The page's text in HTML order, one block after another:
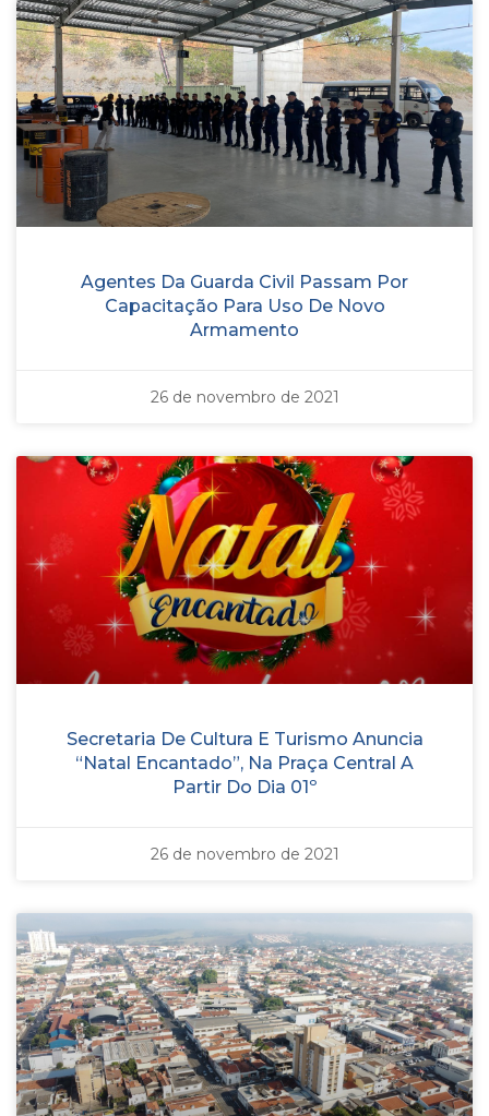
Agentes Da Guarda Civil Passam Por
Capacitação Para Uso De Novo
Armamento
26 de novembro de 2021
Secretaria De Cultura E Turismo Anuncia
“Natal Encantado”, Na Praça Central A
Partir Do Dia 01º
26 de novembro de 2021